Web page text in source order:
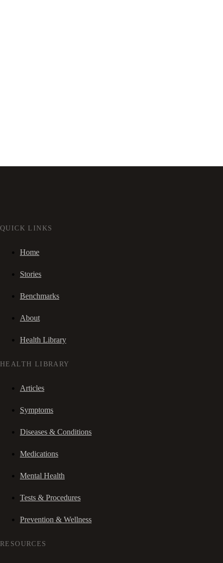
QUICK LINKS
Home
Stories
Benchmarks
About
Health Library
HEALTH LIBRARY
Articles
Symptoms
Diseases & Conditions
Medications
Mental Health
Tests & Procedures
Prevention & Wellness
RESOURCES